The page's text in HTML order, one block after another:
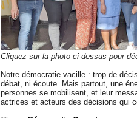
Cliquez sur la photo ci-dessus pour
Notre démocratie vacille : trop de
débat, ni écoute. Mais partout, une
personnes se mobilisent, et leur
actrices et acteurs des décisions qui